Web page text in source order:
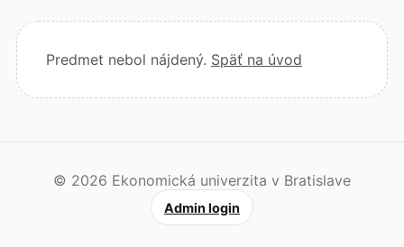
Predmet nebol nájdený. Späť na úvod
© 2026 Ekonomická univerzita v Bratislave
Admin login